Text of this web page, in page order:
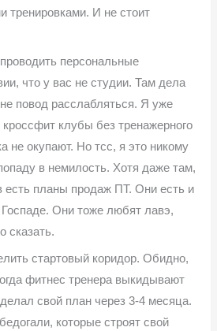
тренировками. И не стоит
персональные
что у вас не студии. Там дела
повод расслабляться. Я уже
клубы без тренажерного
не окупают. Но тсс, я это никому
в немилость. Хотя даже там,
есть планы продаж ПТ. Они есть и
Они тоже любят лавэ,
сказать.
стартовый коридор. Обидно,
фитнес тренера выкидывают
свой план через 3-4 месяца.
которые строят свой